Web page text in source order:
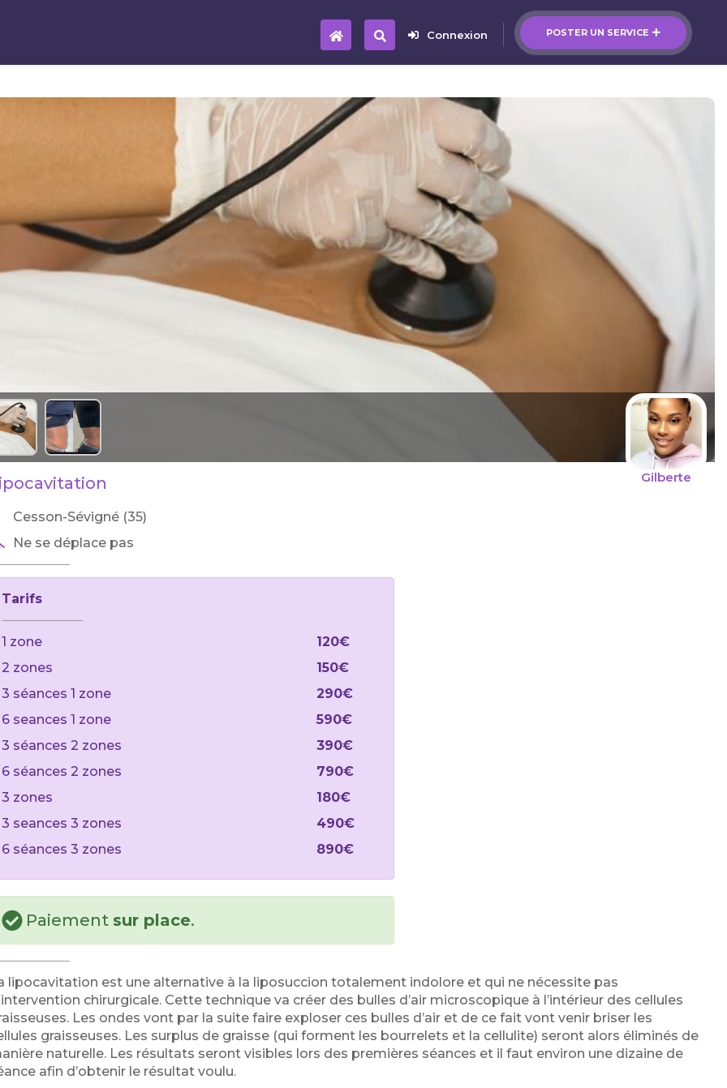
POSTER UN SERVICE
Connexion
Gilberte
Cesson-Sévigné (35)
Ne se déplace pas
Tarifs
1 zone
120€
2 zones
150€
3 séances 1 zone
290€
6 seances 1 zone
590€
3 séances 2 zones
390€
6 séances 2 zones
790€
3 zones
180€
3 seances 3 zones
490€
6 séances 3 zones
890€
Paiement sur place.
lipocavitation est une alternative à la liposuccion totalement indolore et qui ne nécessite pas
chirurgicale. Cette technique va créer des bulles d’air microscopique à l’intérieur des cellules
Les ondes vont par la suite faire exploser ces bulles d’air et de ce fait vont venir briser les
graisseuses. Les surplus de graisse (qui forment les bourrelets et la cellulite) seront alors éliminés de
naturelle. Les résultats seront visibles lors des premières séances et il faut environ une dizaine de
afin d’obtenir le résultat voulu.